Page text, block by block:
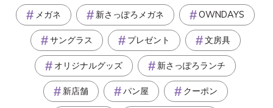
メガネ 新さっぽろメガネ OWNDAYS
サングラス プレゼント 文房具
オリジナルグッズ 新さっぽろランチ
新店舗 パン屋 クーポン